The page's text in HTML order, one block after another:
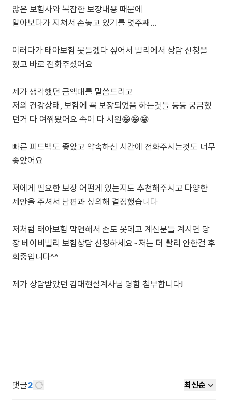
많은 보험사와 복잡한 보장내용 때문에
알아보다가 지쳐서 손놓고 있기를 몇주째...
이러다가 태아보험 못들겠다 싶어서 빌리에서 상담 신청을
했고 바로 전화주셨어요
제가 생각했던 금액대를 말씀드리고
저의 건강상태, 보험에 꼭 보장되었음 하는것들 등등 궁금했
던거 다 여쭤봤어요 속이 다 시원😁😁😁
빠른 피드백도 좋았고 약속하신 시간에 전화주시는것도 너무
좋았어요
저에게 필요한 보장 어떤게 있는지도 추천해주시고 다양한
제안을 주셔서 남편과 상의해 결정했습니다
저처럼 태아보험 막연해서 손도 못데고 계신분들 계시면 당
장 베이비빌리 보험상담 신청하세요~저는 더 빨리 안한걸 후
회중입니다^^
제가 상담받았던 김대현설계사님 명함 첨부합니다!
댓글2 최신순